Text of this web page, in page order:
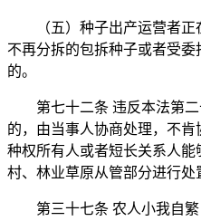
（五）种子出产运营者正
不再分拆的包拆种子或者受
的。
第七十二条 违反本法第二
的，由当事人协商处理，不
种权所有人或者短长关系人
村、林业草原从管部分进行处
第三十七条 农人小我自繁